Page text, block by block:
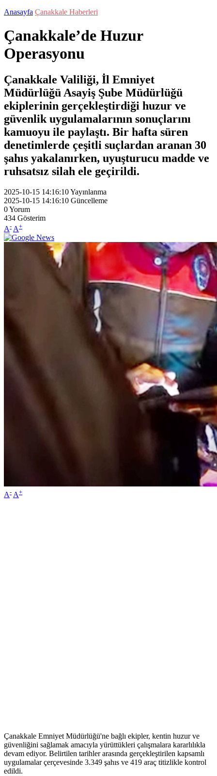
Anasayfa Çanakkale Haberleri
Çanakkale’de Huzur
Operasyonu
Çanakkale Valiliği, İl Emniyet
Müdürlüğü Asayiş Şube Müdürlüğü
ekiplerinin gerçekleştirdiği huzur ve
güvenlik uygulamalarının sonuçlarını
kamuoyu ile paylaştı. Bir hafta süren
denetimlerde çeşitli suçlardan aranan 30
şahıs yakalanırken, uyuşturucu madde ve
ruhsatsız silah ele geçirildi.
2025-10-15 14:16:10Yayınlanma
2025-10-15 14:16:10 Güncelleme
0Yorum
434 Gösterim
A- A+
A- A+
Çanakkale Emniyet Müdürlüğü'ne bağlı ekipler, kentin huzur ve
güvenliğini sağlamak amacıyla yürüttükleri çalışmalara kararlılıkla
devam ediyor. Belirtilen tarihler arasında gerçekleştirilen kapsamlı
uygulamalar çerçevesinde 3.349 şahıs ve 419 araç titizlikle kontrol
edildi.